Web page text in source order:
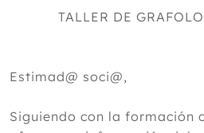
TALLER DE
Estimad@ soci@,
Siguiendo con la formación